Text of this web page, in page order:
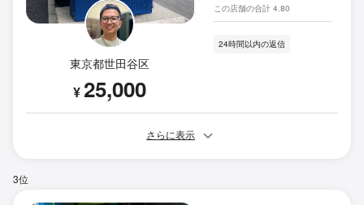
東京都世田谷区
¥25,000
この店舗の合計 4.80
24時間以内の返信
さらに表示
3位